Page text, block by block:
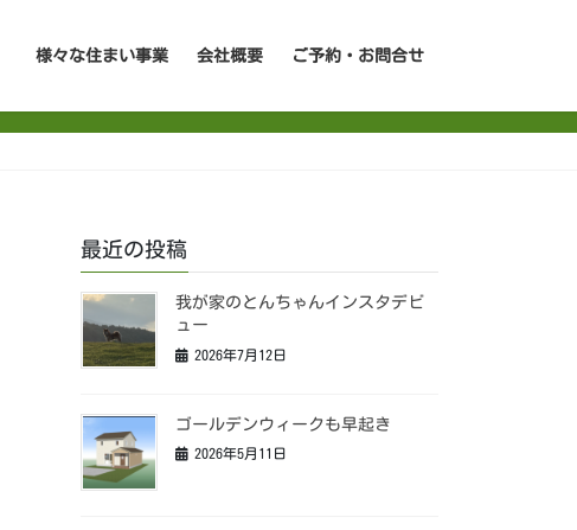
様々な住まい事業 会社概要 ご予約・お問合せ
最近の投稿
我が家のとんちゃんインスタデビ
ュー
2026年7月12日
ゴールデンウィークも早起き
2026年5月11日